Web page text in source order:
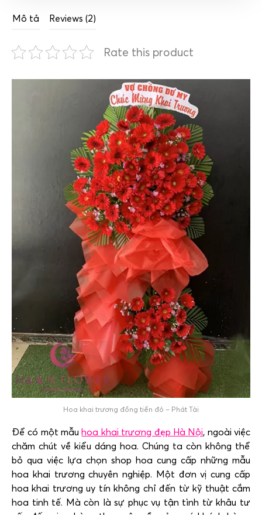
Mô tả Reviews (2)
Rate this product
Hoa khai trương đồng tiền đỏ – Phát Tài
Để có một mẫuhoa khai trương đẹp Hà Nội, ngoài việc
chăm chút về kiểu dáng hoa. Chúng ta còn không thể
bỏ qua việc lựa chọn shop hoa cung cấp những mẫu
hoa khai trương chuyên nghiệp. Một đơn vị cung cấp
hoa khai trương uy tín không chỉ đến từ kỹ thuật cắm
hoa tinh tế. Mà còn là sự phục vụ tận tình từ khâu tư